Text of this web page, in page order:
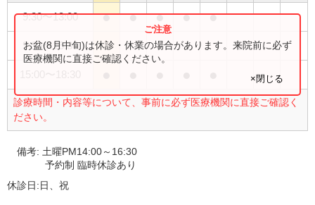
9:30〜13:00 ● ● ● ● ●
9:30〜16:30 ●
診療時間・内容等について、事前に必ず医療機関に直接ご確認く
ださい。
お盆(8月中旬)は休診・休業の場合があります。来院前に必ず
医療機関に直接ご確認ください。
×閉じる
備考: 土曜PM14:00～16:30
予約制 臨時休診あり
休診日:日、祝